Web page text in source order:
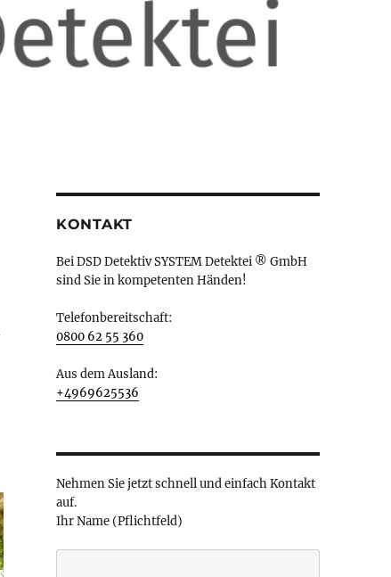
KONTAKT
Bei DSD Detektiv SYSTEM Detektei ® GmbH
sind Sie in kompetenten Händen!
Telefonbereitschaft:
0800 62 55 360
Aus dem Ausland:
+4969625536
Nehmen Sie jetzt schnell und einfach Kontakt
auf.
Ihr Name (Pflichtfeld)